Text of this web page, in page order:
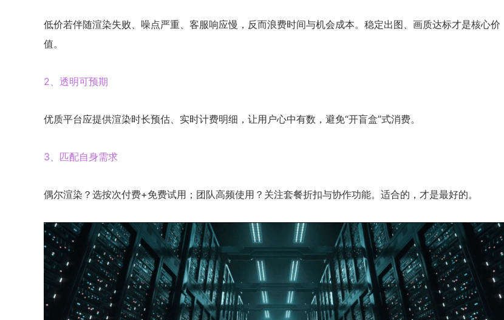
低价若伴随渲染失败、噪点严重、客服响应慢，反而浪费时间与机会成本。稳定出图、画质达标才是核心价
值。
2、透明可预期
优质平台应提供渲染时长预估、实时计费明细，让用户心中有数，避免“开盲盒”式消费。
3、匹配自身需求
偶尔渲染？选按次付费+免费试用；团队高频使用？关注套餐折扣与协作功能。适合的，才是最好的。